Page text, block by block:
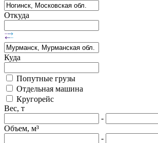
Откуда
Куда
Попутные грузы
Отдельная машина
Кругорейс
Вес, т
-
Объем, м³
-